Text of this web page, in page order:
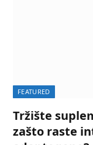
FEATURED
Tržište
zašto raste